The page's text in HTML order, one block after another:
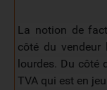
La notion de
côté du vendeur
lourdes. Du côté
TVA qui est en